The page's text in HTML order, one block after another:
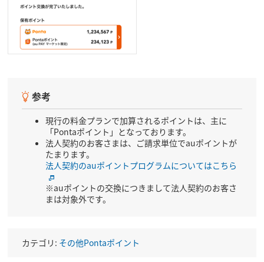
参考
現行の料金プランで加算されるポイントは、主に
「Pontaポイント」となっております。
法人契約のお客さまは、ご請求単位でauポイントが
たまります。
法人契約のauポイントプログラムについてはこちら
※auポイントの交換につきまして法人契約のお客さ
まは対象外です。
カテゴリ: その他Pontaポイント